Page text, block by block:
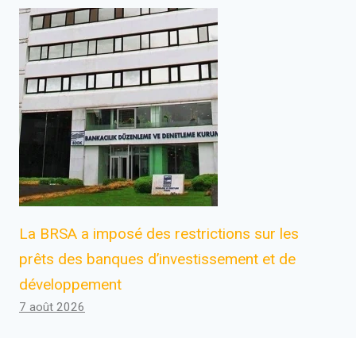
La BRSA a imposé des restrictions sur les
prêts des banques d’investissement et de
développement
7 août 2026